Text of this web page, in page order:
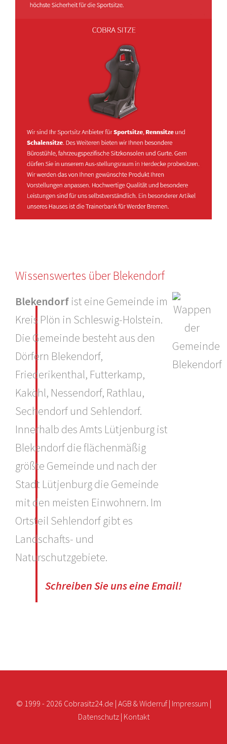
Wissenswertes über Blekendorf
Blekendorf ist eine Gemeinde im
Kreis Plön in Schleswig-Holstein.
Die Gemeinde besteht aus den
Dörfern Blekendorf,
Friederikenthal, Futterkamp,
Kaköhl, Nessendorf, Rathlau,
Sechendorf und Sehlendorf.
Innerhalb des Amts Lütjenburg ist
Blekendorf die flächenmäßig
größte Gemeinde und nach der
Stadt Lütjenburg die Gemeinde
mit den meisten Einwohnern. Im
Ortsteil Sehlendorf gibt es
Landschafts- und
Naturschutzgebiete.
Schreiben Sie uns eine Email!
© 1999 - 2026 Cobrasitz24.de | AGB & Widerruf| Impressum |
Datenschutz| Kontakt